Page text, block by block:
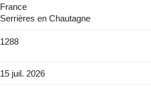
France
Serrières en Chautagne
1288
15 juil. 2026